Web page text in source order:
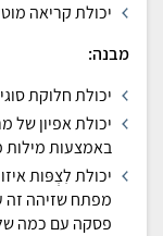
יכולת קריאה
מבנה:
יכולת חלוקת
יכולת אפיון של
באמצעות
יכולת לִצְפּות
מפתח שזיהה זה
פסקה עם כמה